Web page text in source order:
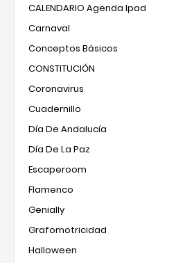
CALENDARIO Agenda Ipad
Carnaval
Conceptos Básicos
CONSTITUCIÓN
Coronavirus
Cuadernillo
Día De Andalucía
Día De La Paz
Escaperoom
Flamenco
Genially
Grafomotricidad
Halloween